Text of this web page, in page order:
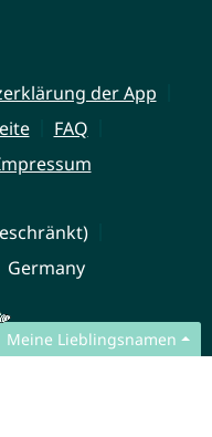
Meine Lieblingsnamen
der App
FAQ
Germany